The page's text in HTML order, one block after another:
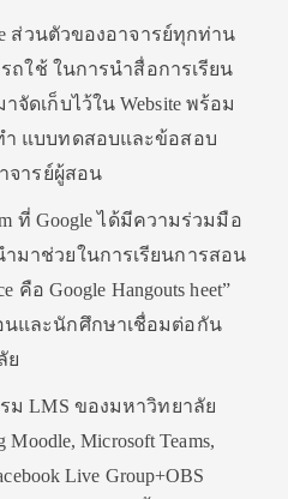
ส่วนตัวของอาจารย์ทุกท่าน
ถใช้ ในการนําสื่อการเรียน
ดเก็บไว้ใน Website พร้อม
า แบบทดสอบและข้อสอบ
จารย์ผู้สอน
ที่ Google ได้มีความร่วมมือ
มาช่วยในการเรียนการสอน
คือ Google Hangouts heet”
และนักศึกษาเชื่อมต่อกัน
ย
ม LMS ของมหาวิทยาลัย
Microsoft Teams,
Live Group+OBS